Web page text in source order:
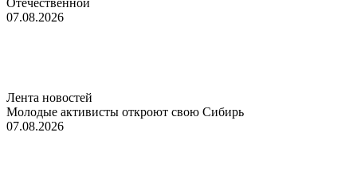
07.08.2026
Лента новостей
Молодые активисты откроют свою Сибирь
07.08.2026